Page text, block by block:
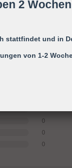
TEILEN
0
0
0
2 Wochen
stattfindet und in
von 1-2